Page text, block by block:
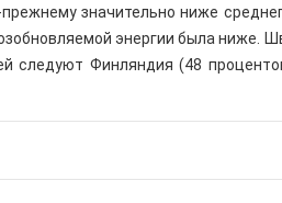
значительно ниже
энергии была ниже.
следуют Финляндия (48